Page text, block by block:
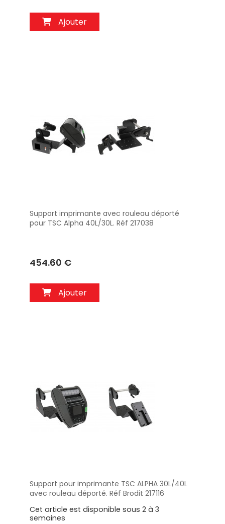
Ajouter
Aperçu
Support imprimante avec rouleau déporté
pour TSC Alpha 40L/30L. Réf 217038
454.60 €
Ajouter
Aperçu
Support pour imprimante TSC ALPHA 30L/40L
avec rouleau déporté. Réf Brodit 217116
Cet article est disponible sous 2 à 3
semaines